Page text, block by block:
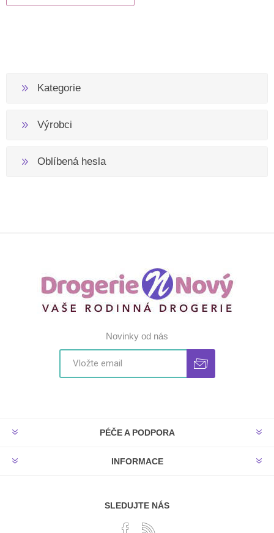
Kategorie
Výrobci
Oblíbená hesla
Novinky od nás
PÉČE A PODPORA
INFORMACE
SLEDUJTE NÁS